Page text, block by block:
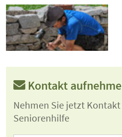
Kontakt
Nehmen Sie jetzt Kontakt
Seniorenhilfe